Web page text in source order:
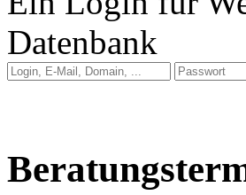
Datenbank